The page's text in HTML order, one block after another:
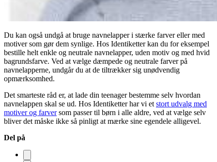
Du kan også undgå at bruge navnelapper i stærke farver eller med
motiver som gør dem synlige. Hos Identiketter kan du for eksempel
bestille helt enkle og neutrale navnelapper, uden motiv og med hvid
bagrundsfarve. Ved at vælge dæmpede og neutrale farver på
navnelapperne, undgår du at de tiltrækker sig unødvendig
opmærksomhed.
Det smarteste råd er, at lade din teenager bestemme selv hvordan
navnelappen skal se ud. Hos Identiketter har vi et stort udvalg med
motiver og farversom passer til børn i alle aldre, ved at vælge selv
bliver det måske ikke så pinligt at mærke sine egendele alligevel.
Del på